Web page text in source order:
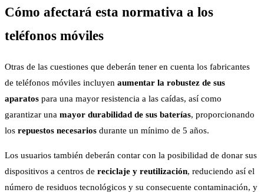
Cómo afectará esta normativa a los
teléfonos móviles
Otras de las cuestiones que deberán tener en cuenta los fabricantes
de teléfonos móviles incluyen aumentar la robustez de sus
aparatos para una mayor resistencia a las caídas, así como
garantizar una mayor durabilidad de sus baterías, proporcionando
los repuestos necesarios durante un mínimo de 5 años.
Los usuarios también deberán contar con la posibilidad de donar sus
dispositivos a centros de reciclaje y reutilización, reduciendo así el
número de residuos tecnológicos y su consecuente contaminación, y